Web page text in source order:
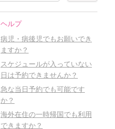
ヘルプ
病児・病後児でもお願いでき
ますか？
スケジュールが入っていない
日は予約できませんか？
急な当日予約でも可能です
か？
海外在住の一時帰国でも利用
できますか？